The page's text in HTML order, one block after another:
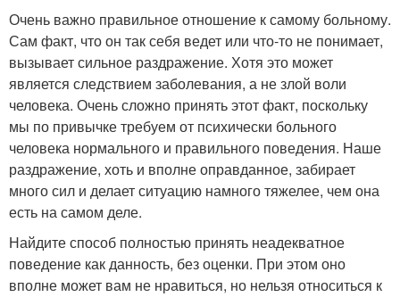
Очень важно правильное отношение к самому больному.
Сам факт, что он так себя ведет или что-то не понимает,
вызывает сильное раздражение. Хотя это может
является следствием заболевания, а не злой воли
человека. Очень сложно принять этот факт, поскольку
мы по привычке требуем от психически больного
человека нормального и правильного поведения. Наше
раздражение, хоть и вполне оправданное, забирает
много сил и делает ситуацию намного тяжелее, чем она
есть на самом деле.
Найдите способ полностью принять неадекватное
поведение как данность, без оценки. При этом оно
вполне может вам не нравиться, но нельзя относиться к